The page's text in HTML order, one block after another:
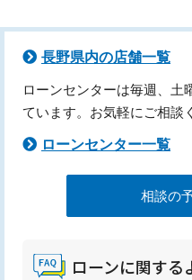
長野県内の店舗一覧
ローンセンターは毎週、土
ています。お気軽にご相談
ローンセンター一覧
相談の
ローンに関する